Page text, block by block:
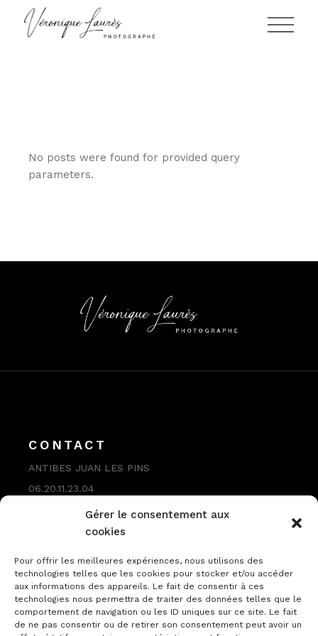
Gérer le consentement aux
cookies
Pour offrir les meilleures expériences, nous utilisons des
technologies telles que les cookies pour stocker et/ou accéder
aux informations des appareils. Le fait de consentir à ces
technologies nous permettra de traiter des données telles que le
comportement de navigation ou les ID uniques sur ce site. Le fait
de ne pas consentir ou de retirer son consentement peut avoir un
content
No posts were found for provided query
parameters.
CONTACT
ANTIBES JUAN LES PINS
06.20.11.23.04
contact@veroniquelaures.com